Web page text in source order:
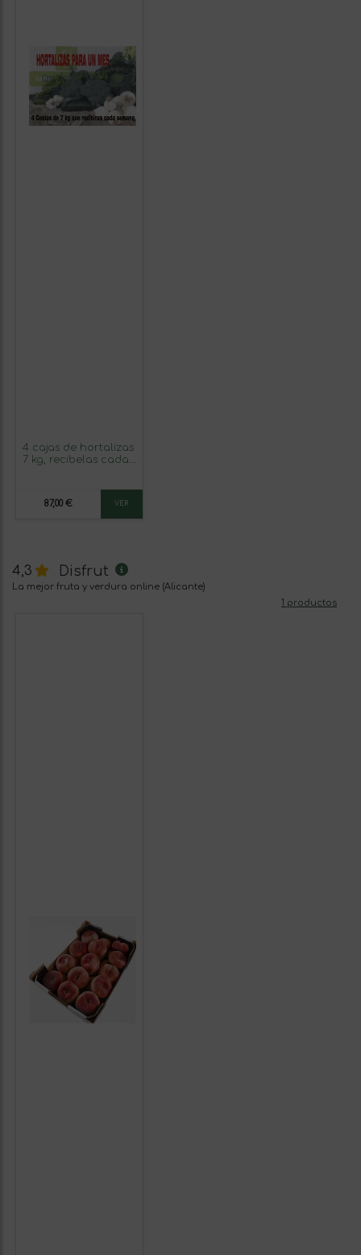
4 cajas de hortalizas
7 kg, recibelas cada
87,00 € VER
4,3 Disfrut
La mejor fruta y verdura online (Alicante)
1 productos